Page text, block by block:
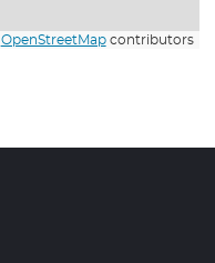
OpenStreetMapcontributors